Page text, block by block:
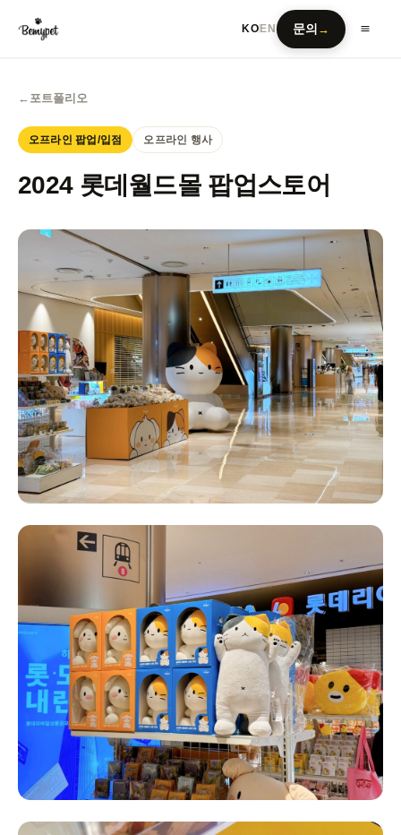
KO EN 문의 →
← 포트폴리오
오프라인 팝업/입점 오프라인 행사
2024 롯데월드몰 팝업스토어